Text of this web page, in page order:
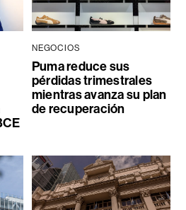
NEGOCIOS
Puma reduce sus
pérdidas trimestrales
mientras avanza su plan
de recuperación